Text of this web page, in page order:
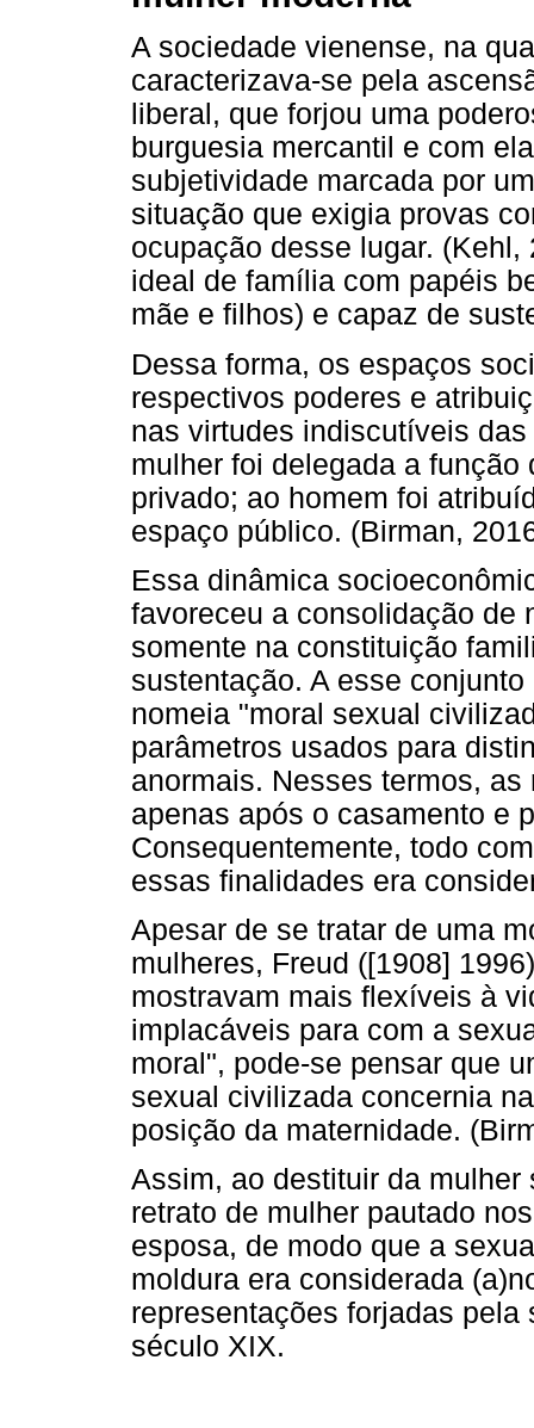
A sociedade vienense, na
caracterizava-se pela
liberal, que forjou uma
burguesia mercantil e com
subjetividade marcada por
situação que exigia provas
ocupação desse lugar.
ideal de família com papéis
mãe e filhos) e capaz de
Dessa forma, os espaços
respectivos poderes e
nas virtudes indiscutíveis
mulher foi delegada a
privado; ao homem foi
espaço público. (Birman,
Essa dinâmica
favoreceu a consolidação de
somente na constituição
sustentação. A esse
nomeia "moral sexual
parâmetros usados para
anormais. Nesses termos,
apenas após o casamento e
Consequentemente, todo
essas finalidades era
Apesar de se tratar de uma
mulheres, Freud ([1908]
mostravam mais flexíveis à
implacáveis para com a
moral", pode-se pensar que
sexual civilizada concernia
posição da maternidade.
Assim, ao destituir da
retrato de mulher pautado
esposa, de modo que a
moldura era considerada
representações forjadas
século XIX.